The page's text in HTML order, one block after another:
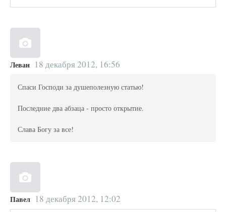
Леван 18 декабря 2012, 16:56
Спаси Господи за душеполезную статью!
Последние два абзаца - просто открытие.
Слава Богу за все!
Павел 18 декабря 2012, 12:02